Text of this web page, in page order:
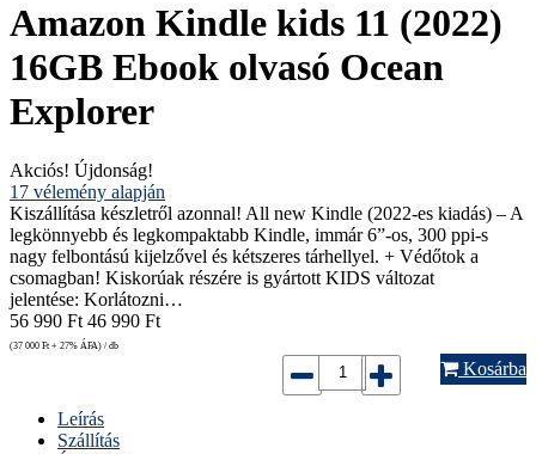
Amazon Kindle kids 11 (2022)
16GB Ebook olvasó Ocean
Explorer
Akciós! Újdonság!
17 vélemény alapján
Kiszállítása készletről azonnal! All new Kindle (2022-es kiadás) – A
legkönnyebb és legkompaktabb Kindle, immár 6”-os, 300 ppi-s
nagy felbontású kijelzővel és kétszeres tárhellyel. + Védőtok a
csomagban! Kiskorúak részére is gyártott KIDS változat
jelentése: Korlátozni…
56 990 Ft 46 990 Ft
(37 000 Ft + 27% ÁFA) / db
Kosárba
Leírás
Szállítás